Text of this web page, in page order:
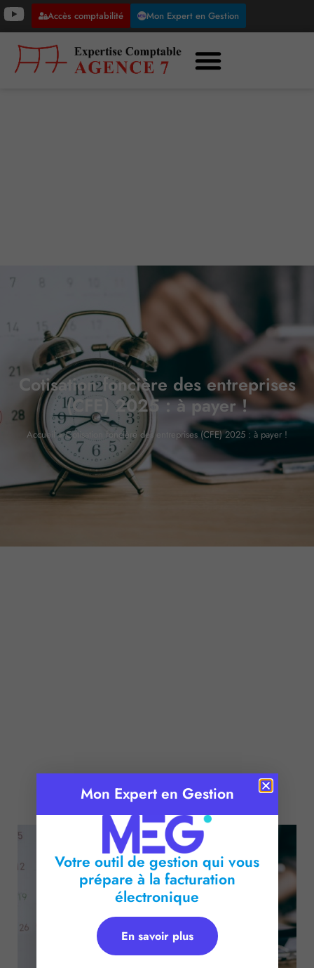
Accès comptabilité Mon Expert en Gestion
Cotisation foncière des entreprises
(CFE) 2025 : à payer !
Accueil »Cotisation foncière des entreprises (CFE) 2025 : à payer !
Publié le :13 novembre 2025
Mon Expert en Gestion
Votre outil de gestion qui vous
prépare à la facturation
électronique
En savoir plus